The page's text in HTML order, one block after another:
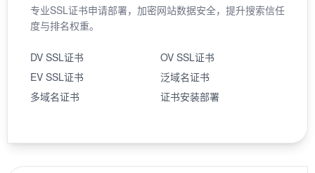
专业SSL证书申请部署，加密网站数据安全，提升搜索信任
度与排名权重。
DV SSL证书
OV SSL证书
EV SSL证书
泛域名证书
多域名证书
证书安装部署